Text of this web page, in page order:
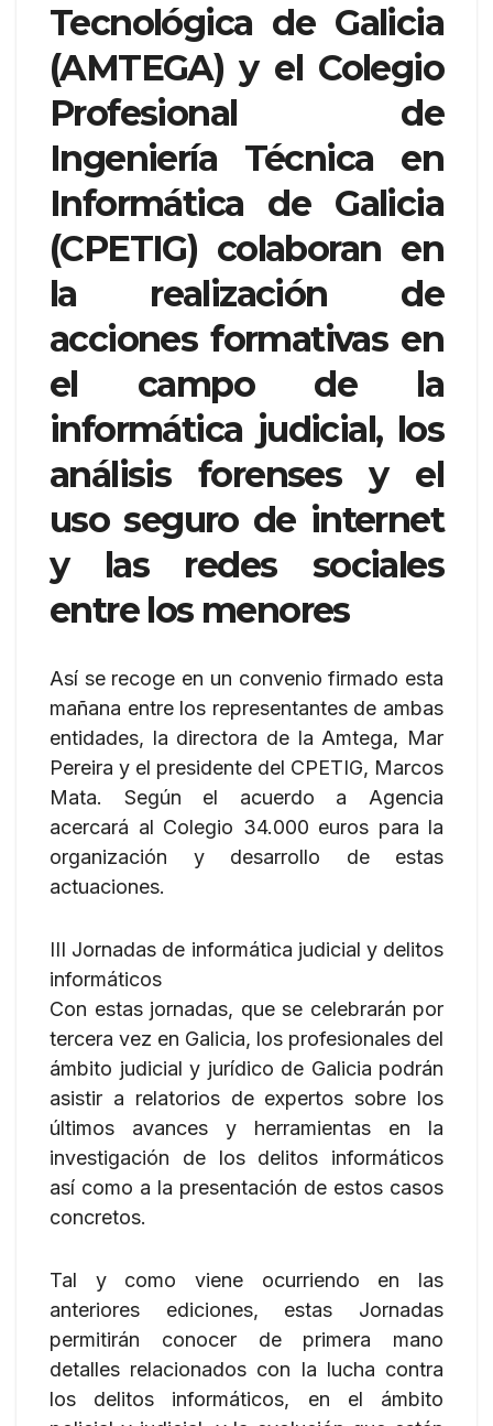
Tecnológica de Galicia
(AMTEGA) y el Colegio
Profesional de
Ingeniería Técnica en
Informática de Galicia
(CPETIG) colaboran en
la realización de
acciones formativas en
el campo de la
informática judicial, los
análisis forenses y el
uso seguro de internet
y las redes sociales
entre los menores
Así se recoge en un convenio firmado esta
mañana entre los representantes de ambas
entidades, la directora de la Amtega, Mar
Pereira y el presidente del CPETIG, Marcos
Mata. Según el acuerdo a Agencia
acercará al Colegio 34.000 euros para la
organización y desarrollo de estas
actuaciones.
III Jornadas de informática judicial y delitos
informáticos
Con estas jornadas, que se celebrarán por
tercera vez en Galicia, los profesionales del
ámbito judicial y jurídico de Galicia podrán
asistir a relatorios de expertos sobre los
últimos avances y herramientas en la
investigación de los delitos informáticos
así como a la presentación de estos casos
concretos.
Tal y como viene ocurriendo en las
anteriores ediciones, estas Jornadas
permitirán conocer de primera mano
detalles relacionados con la lucha contra
los delitos informáticos, en el ámbito